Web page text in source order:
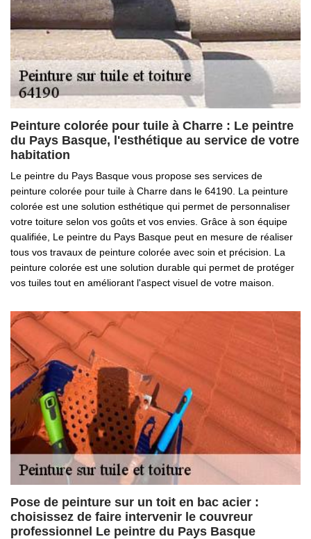
Peinture colorée pour tuile à Charre : Le peintre
du Pays Basque, l'esthétique au service de votre
habitation
Le peintre du Pays Basque vous propose ses services de
peinture colorée pour tuile à Charre dans le 64190. La peinture
colorée est une solution esthétique qui permet de personnaliser
votre toiture selon vos goûts et vos envies. Grâce à son équipe
qualifiée, Le peintre du Pays Basque peut en mesure de réaliser
tous vos travaux de peinture colorée avec soin et précision. La
peinture colorée est une solution durable qui permet de protéger
vos tuiles tout en améliorant l'aspect visuel de votre maison.
Pose de peinture sur un toit en bac acier :
choisissez de faire intervenir le couvreur
professionnel Le peintre du Pays Basque